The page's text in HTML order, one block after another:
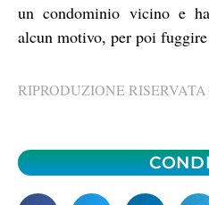
un condominio vicino e
alcun motivo, per poi
RIPRODUZIONE